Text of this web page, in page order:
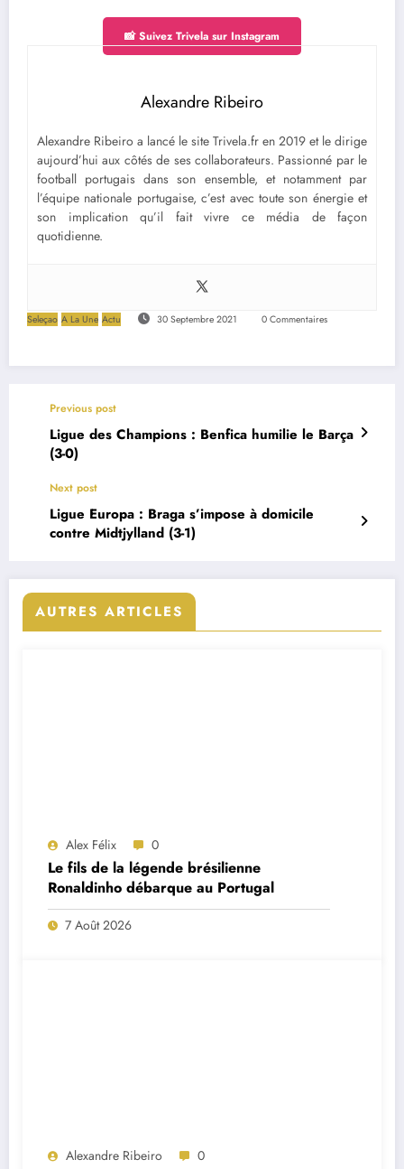
📸 Suivez Trivela sur Instagram
Alexandre Ribeiro
Alexandre Ribeiro a lancé le site Trivela.fr en 2019 et le dirige
aujourd’hui aux côtés de ses collaborateurs. Passionné par le
football portugais dans son ensemble, et notamment par
l’équipe nationale portugaise, c’est avec toute son énergie et
son implication qu’il fait vivre ce média de façon
quotidienne.
Seleçao A La Une Actu 30 Septembre 2021 0 Commentaires
Previous post
Ligue des Champions : Benfica humilie le Barça
(3-0)
Next post
Ligue Europa : Braga s’impose à domicile
contre Midtjylland (3-1)
AUTRES ARTICLES
Alex Félix 0
Le fils de la légende brésilienne
Ronaldinho débarque au Portugal
7 Août 2026
Alexandre Ribeiro 0